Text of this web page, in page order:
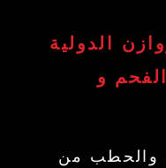
الدولية
و
والحطب من